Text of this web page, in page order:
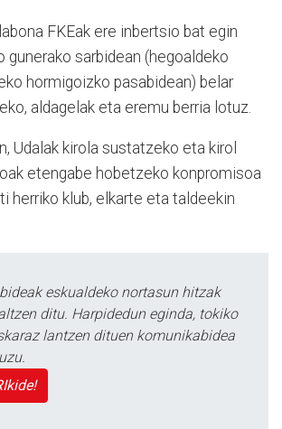
FKEak ere inbertsio bat egin
gunerako sarbidean (hegoaldeko
hormigoizko pasabidean) belar
aldagelak eta eremu berria lotuz.
Udalak kirola sustatzeko eta kirol
etengabe hobetzeko konpromisoa
herriko klub, elkarte eta taldeekin
eskualdeko nortasun hitzak
ditu. Harpidedun eginda, tokiko
lantzen dituen komunikabidea